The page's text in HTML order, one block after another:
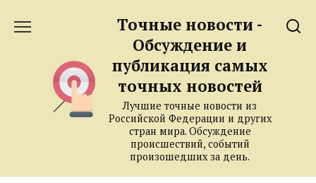
Точные новости -
Обсуждение и
публикация самых
точных новостей
Лучшие точные новости из
Российской Федерации и других
стран мира. Обсуждение
происшествий, событий
произошедших за день.